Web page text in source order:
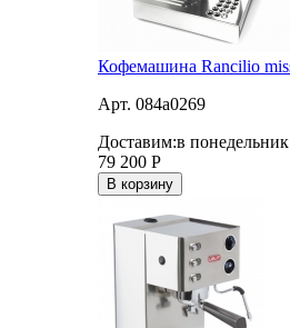
Кофемашина Rancilio
Арт. 084a0269
Доставим:в понедельник
79 200 Р
В корзину